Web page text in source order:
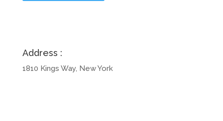
Address :
1810 Kings Way, New York